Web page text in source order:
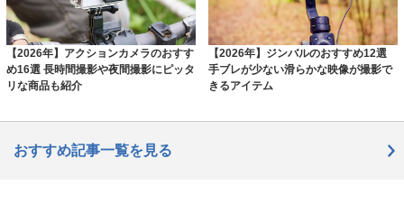
【2026年】アクションカメラのおすす
め16選 長時間撮影や夜間撮影にピッタ
リな商品も紹介
【2026年】ジンバルのおすすめ12選
手ブレが少ない滑らかな映像が撮影で
きるアイテム
おすすめ記事一覧を見る